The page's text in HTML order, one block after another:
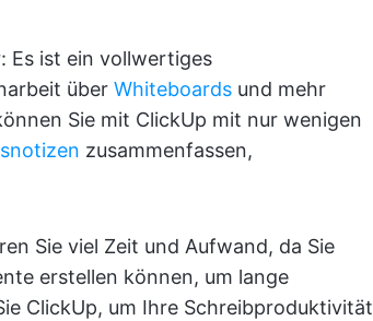
Es ist ein vollwertiges
über Whiteboards und mehr
Sie mit ClickUp mit nur wenigen
zusammenfassen,
Sie viel Zeit und Aufwand, da Sie
erstellen können, um lange
ClickUp, um Ihre Schreibproduktivität